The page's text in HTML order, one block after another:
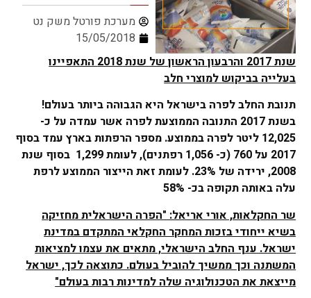
מערכת פורטל משק נט
15/05/2018
שנת 2017 והרבעון הראשון של שנת 2018 התאפיינו
בעלייה בביקוש למוצרי חלב
תנובת החלב לפרה בישראל היא הגבוהה ביותר בעולם!
בשנת 2017 התנובה הממוצעת לפרה אשר עמדה על כ-
12,025 ליטר לפרה בממוצע. מספר הרפתות בארץ עמד בסוף
2017 על 760 (כ- 1,056 רפתנים), לעומת 1,299 בסוף שנת
2008, ירידה של 23%. לעומת זאת הייצור הממוצע לרפת
עלה באותה תקופה בכ- 58%
שר החקלאות, אורי אריאל: "הפרה הישראלית מחזיקה
בשיא ייחודי בזכות המחקר החקלאי המתקדם במדינת
ישראל. ענף החלב הישראלי, מתאים את עצמו למציאות
המשתנה וכך ממשיך להוביל בעולם. כתוצאה לכך, ישראל
מייצאת את הטכנולוגיה שלה למדינות רבות בעולם"